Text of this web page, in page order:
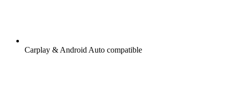
Carplay & Android Auto compatible